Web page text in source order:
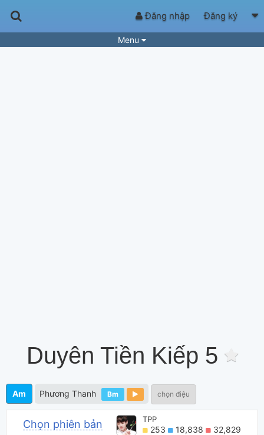
Đăng nhập Đăng ký
Menu
Duyên Tiền Kiếp 5
Am Phương Thanh Bm chọn điệu
Chọn phiên bản TPP
253 18,838 32,829